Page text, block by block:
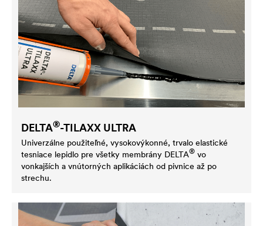
DELTA®-TILAXX ULTRA
Univerzálne použiteľné, vysokovýkonné, trvalo elastické
tesniace lepidlo pre všetky membrány DELTA® vo
vonkajších a vnútorných aplikáciách od pivnice až po
strechu.